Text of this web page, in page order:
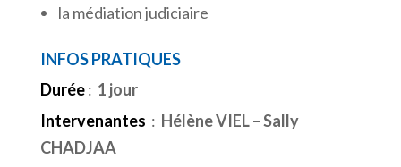
la médiation judiciaire
INFOS PRATIQUES
Durée: 1 jour
Intervenantes : Hélène VIEL – Sally
CHADJAA